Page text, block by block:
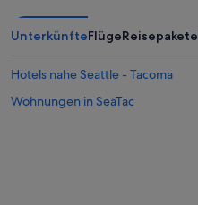
UnterkünfteFlügeReisepakete
Hotels nahe Seattle - Tacoma
Wohnungen in SeaTac